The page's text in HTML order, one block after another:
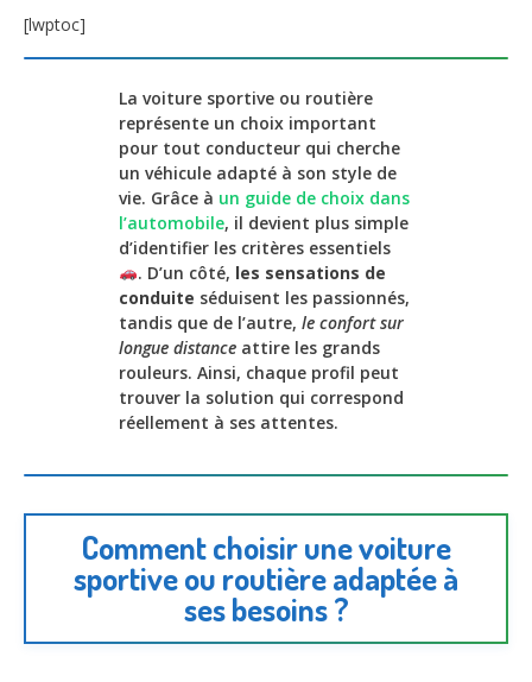
[lwptoc]
La voiture sportive ou routière
représente un choix important
pour tout conducteur qui cherche
un véhicule adapté à son style de
vie. Grâce à un guide de choix dans
l’automobile, il devient plus simple
d’identifier les critères essentiels
. D’un côté, les sensations de
conduite séduisent les passionnés,
tandis que de l’autre, le confort sur
longue distance attire les grands
rouleurs. Ainsi, chaque profil peut
trouver la solution qui correspond
réellement à ses attentes.
Comment choisir une voiture
sportive ou routière adaptée à
ses besoins ?